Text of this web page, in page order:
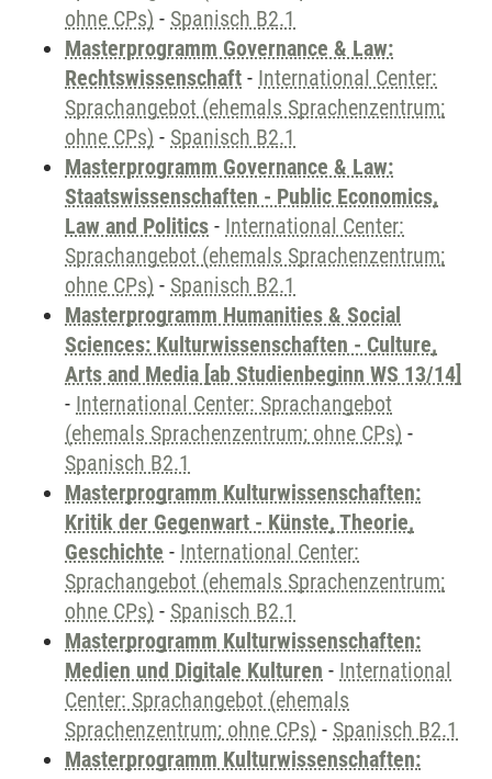
ohne CPs) - Spanisch B2.1
Masterprogramm Governance & Law:
Rechtswissenschaft - International Center:
Sprachangebot (ehemals Sprachenzentrum;
ohne CPs) - Spanisch B2.1
Masterprogramm Governance & Law:
Staatswissenschaften - Public Economics,
Law and Politics - International Center:
Sprachangebot (ehemals Sprachenzentrum;
ohne CPs) - Spanisch B2.1
Masterprogramm Humanities & Social
Sciences: Kulturwissenschaften - Culture,
Arts and Media [ab Studienbeginn WS 13/14]
- International Center: Sprachangebot
(ehemals Sprachenzentrum; ohne CPs) -
Spanisch B2.1
Masterprogramm Kulturwissenschaften:
Kritik der Gegenwart - Künste, Theorie,
Geschichte - International Center:
Sprachangebot (ehemals Sprachenzentrum;
ohne CPs) - Spanisch B2.1
Masterprogramm Kulturwissenschaften:
Medien und Digitale Kulturen - International
Center: Sprachangebot (ehemals
Sprachenzentrum; ohne CPs) - Spanisch B2.1
Masterprogramm Kulturwissenschaften: